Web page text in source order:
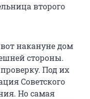
второго
накануне дом
стороны.
Под их
Советского
Но самая